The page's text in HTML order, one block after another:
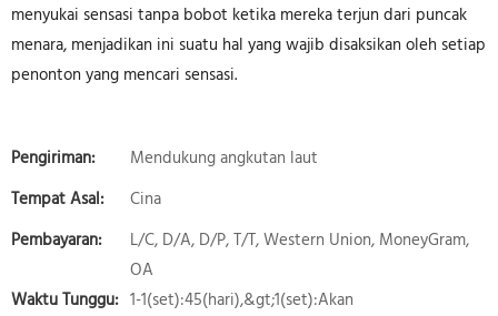
menyukai sensasi tanpa bobot ketika mereka terjun dari puncak
menara, menjadikan ini suatu hal yang wajib disaksikan oleh setiap
penonton yang mencari sensasi.
Pengiriman:
Mendukung angkutan laut
Tempat Asal:
Cina
Pembayaran:
L/C, D/A, D/P, T/T, Western Union, MoneyGram,
OA
Waktu Tunggu: 1-1(set):45(hari),&gt;1(set):Akan